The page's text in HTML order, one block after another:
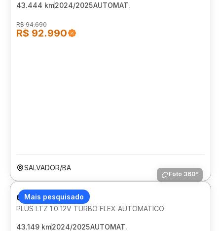
43.444 km2024/2025AUTOMAT.
R$ 94.690
R$ 92.990
SALVADOR/BA
Mais pesquisado
Foto 360º
CHEVROLET ONIX
PLUS LTZ 1.0 12V TURBO FLEX AUTOMATICO
43.149 km2024/2025AUTOMAT.